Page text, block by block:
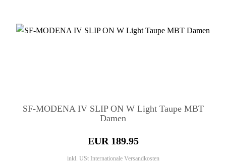
SF-MODENA IV SLIP ON W Light Taupe MBT
Damen
EUR 189.95
inkl. USt Internationale Versandkosten